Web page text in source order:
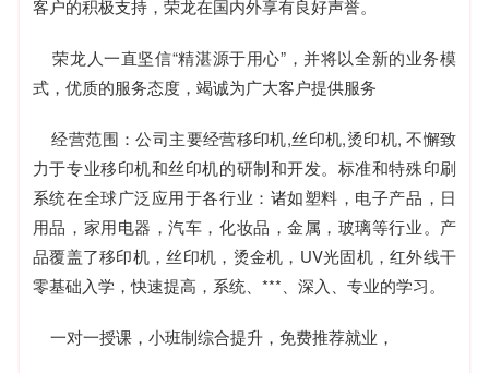
客户的积极支持，荣龙在国内外享有良好声誉。
荣龙人一直坚信“精湛源于用心”，并将以全新的业务模
式，优质的服务态度，竭诚为广大客户提供服务
经营范围：公司主要经营移印机,丝印机,烫印机, 不懈致
力于专业移印机和丝印机的研制和开发。标准和特殊印刷
系统在全球广泛应用于各行业：诸如塑料，电子产品，日
用品，家用电器，汽车，化妆品，金属，玻璃等行业。产
品覆盖了移印机，丝印机，烫金机，UV光固机，红外线干
零基础入学，快速提高，系统、***、深入、专业的学习。
一对一授课，小班制综合提升，免费推荐就业，